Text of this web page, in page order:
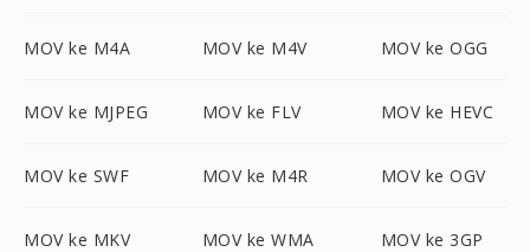
MOV ke M4A MOV ke M4V MOV ke OGG
MOV ke MJPEG MOV ke FLV MOV ke HEVC
MOV ke SWF MOV ke M4R MOV ke OGV
MOV ke MKV MOV ke WMA MOV ke 3GP